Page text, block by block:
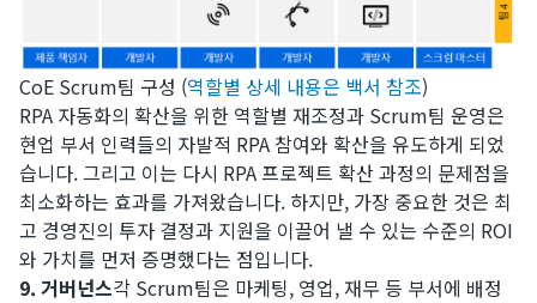
CoE Scrum팀 구성 (역할별 상세 내용은 백서 참조)
​RPA 자동화의 확산을 위한 역할별 재조정과 Scrum팀 운영은
현업 부서 인력들의 자발적 RPA 참여와 확산을 유도하게 되었
습니다. 그리고 이는 다시 RPA 프로젝트 확산 과정의 문제점을
최소화하는 효과를 가져왔습니다. 하지만, 가장 중요한 것은 최
고 경영진의 투자 결정과 지원을 이끌어 낼 수 있는 수준의 ROI
와 가치를 먼저 증명했다는 점입니다.
9. 거버넌스각 Scrum팀은 마케팅, 영업, 재무 등 부서에 배정